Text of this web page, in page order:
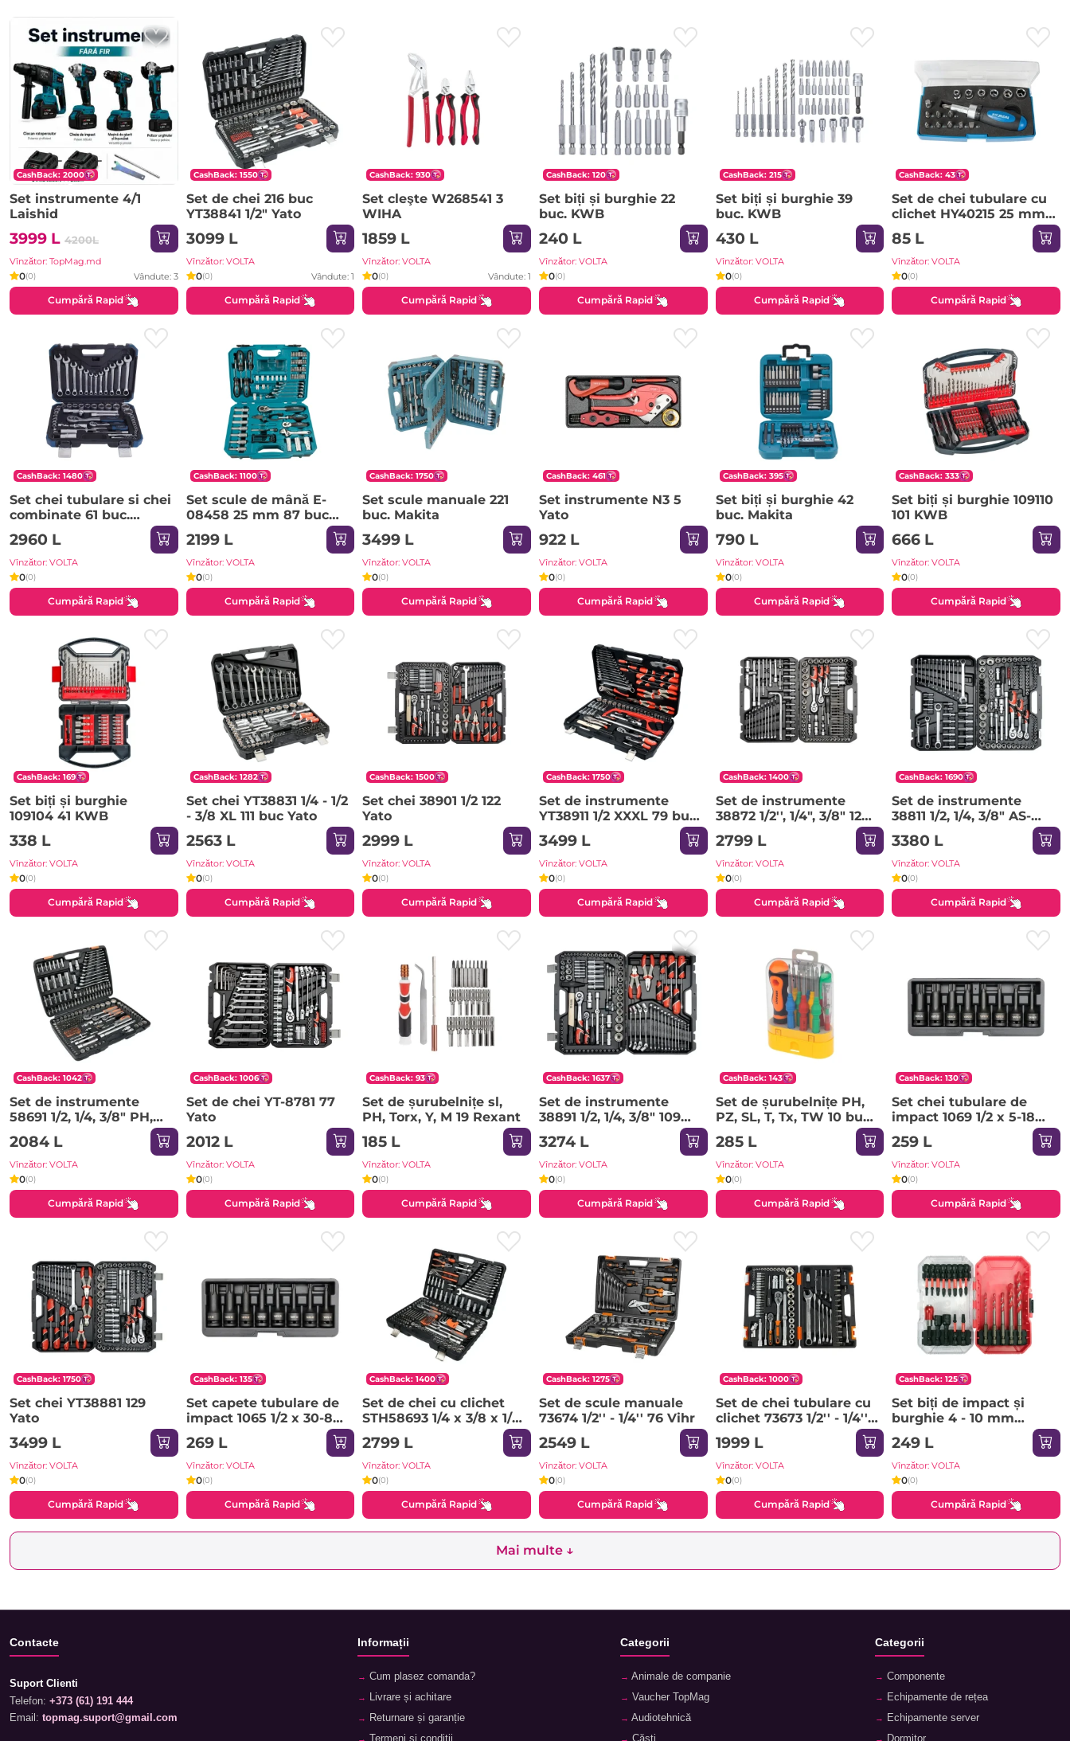
CashBack: 2000
Set instrumente 4/1
Laishid
3999 L 4200L
Vînzător: TopMag.md
0(0) Vândute: 3
Cumpără Rapid
CashBack: 1550
Set de chei 216 buc
YT38841 1/2" Yato
3099 L
Vînzător: VOLTA
0(0) Vândute: 1
Cumpără Rapid
CashBack: 930
Set cleşte W268541 3
WIHA
1859 L
Vînzător: VOLTA
0(0) Vândute: 1
Cumpără Rapid
CashBack: 120
Set biți și burghie 22
buc. KWB
240 L
Vînzător: VOLTA
0(0)
Cumpără Rapid
CashBack: 215
Set biți și burghie 39
buc. KWB
430 L
Vînzător: VOLTA
0(0)
Cumpără Rapid
CashBack: 43
Set de chei tubulare cu
clichet HY40215 25 mm
17 buc. Hyundai
85 L
Vînzător: VOLTA
0(0)
Cumpără Rapid
CashBack: 1480
Set chei tubulare si chei
combinate 61 buc.
Hyundai
2960 L
Vînzător: VOLTA
0(0)
Cumpără Rapid
CashBack: 1100
Set scule de mână E-
08458 25 mm 87 buc
Makita
2199 L
Vînzător: VOLTA
0(0)
Cumpără Rapid
CashBack: 1750
Set scule manuale 221
buc. Makita
3499 L
Vînzător: VOLTA
0(0)
Cumpără Rapid
CashBack: 461
Set instrumente N3 5
Yato
922 L
Vînzător: VOLTA
0(0)
Cumpără Rapid
CashBack: 395
Set biți și burghie 42
buc. Makita
790 L
Vînzător: VOLTA
0(0)
Cumpără Rapid
CashBack: 333
Set biți și burghie 109110
101 KWB
666 L
Vînzător: VOLTA
0(0)
Cumpără Rapid
CashBack: 169
Set biți și burghie
109104 41 KWB
338 L
Vînzător: VOLTA
0(0)
Cumpără Rapid
CashBack: 1282
Set chei YT38831 1/4 - 1/2
- 3/8 XL 111 buc Yato
2563 L
Vînzător: VOLTA
0(0)
Cumpără Rapid
CashBack: 1500
Set chei 38901 1/2 122
Yato
2999 L
Vînzător: VOLTA
0(0)
Cumpără Rapid
CashBack: 1750
Set de instrumente
YT38911 1/2 XXXL 79 buc
Yato
3499 L
Vînzător: VOLTA
0(0)
Cumpără Rapid
CashBack: 1400
Set de instrumente
38872 1/2'', 1/4", 3/8" 128
Yato
2799 L
Vînzător: VOLTA
0(0)
Cumpără Rapid
CashBack: 1690
Set de instrumente
38811 1/2, 1/4, 3/8" AS-
DRIVE 150 Yato
3380 L
Vînzător: VOLTA
0(0)
Cumpără Rapid
CashBack: 1042
Set de instrumente
58691 1/2, 1/4, 3/8" PH,
PZ, T, H, M 216 buc Sthor
2084 L
Vînzător: VOLTA
0(0)
Cumpără Rapid
CashBack: 1006
Set de chei YT-8781 77
Yato
2012 L
Vînzător: VOLTA
0(0)
Cumpără Rapid
CashBack: 93
Set de șurubelnițe sl,
PH, Torx, Y, М 19 Rexant
185 L
Vînzător: VOLTA
0(0)
Cumpără Rapid
CashBack: 1637
Set de instrumente
38891 1/2, 1/4, 3/8" 109
Yato
3274 L
Vînzător: VOLTA
0(0)
Cumpără Rapid
CashBack: 143
Set de șurubelnițe PH,
PZ, SL, T, Tx, TW 10 buc.
Rexant
285 L
Vînzător: VOLTA
0(0)
Cumpără Rapid
CashBack: 130
Set chei tubulare de
impact 1069 1/2 x 5-18
mm spline 8 buc. Yato
259 L
Vînzător: VOLTA
0(0)
Cumpără Rapid
CashBack: 1750
Set chei YT38881 129
Yato
3499 L
Vînzător: VOLTA
0(0)
Cumpără Rapid
CashBack: 135
Set capete tubulare de
impact 1065 1/2 x 30-80
mm TORX Yato
269 L
Vînzător: VOLTA
0(0)
Cumpără Rapid
CashBack: 1400
Set de chei cu clichet
STH58693 1/4 x 3/8 x 1/2
225 Sthor
2799 L
Vînzător: VOLTA
0(0)
Cumpără Rapid
CashBack: 1275
Set de scule manuale
73674 1/2'' - 1/4'' 76 Vihr
2549 L
Vînzător: VOLTA
0(0)
Cumpără Rapid
CashBack: 1000
Set de chei tubulare cu
clichet 73673 1/2'' - 1/4''
82 Vihr
1999 L
Vînzător: VOLTA
0(0)
Cumpără Rapid
CashBack: 125
Set biți de impact și
burghie 4 - 10 mm
Hexagonal 18 buc. Yato
249 L
Vînzător: VOLTA
0(0)
Cumpără Rapid
Mai multe ↓
Contacte
Suport Clienti
Telefon: +373 (61) 191 444
Email: topmag.suport@gmail.com
Informații
Cum plasez comanda?
Livrare și achitare
Returnare și garanție
Termeni și condiții
Categorii
Animale de companie
Vaucher TopMag
Audiotehnică
Căști
Categorii
Componente
Echipamente de rețea
Echipamente server
Dormitor